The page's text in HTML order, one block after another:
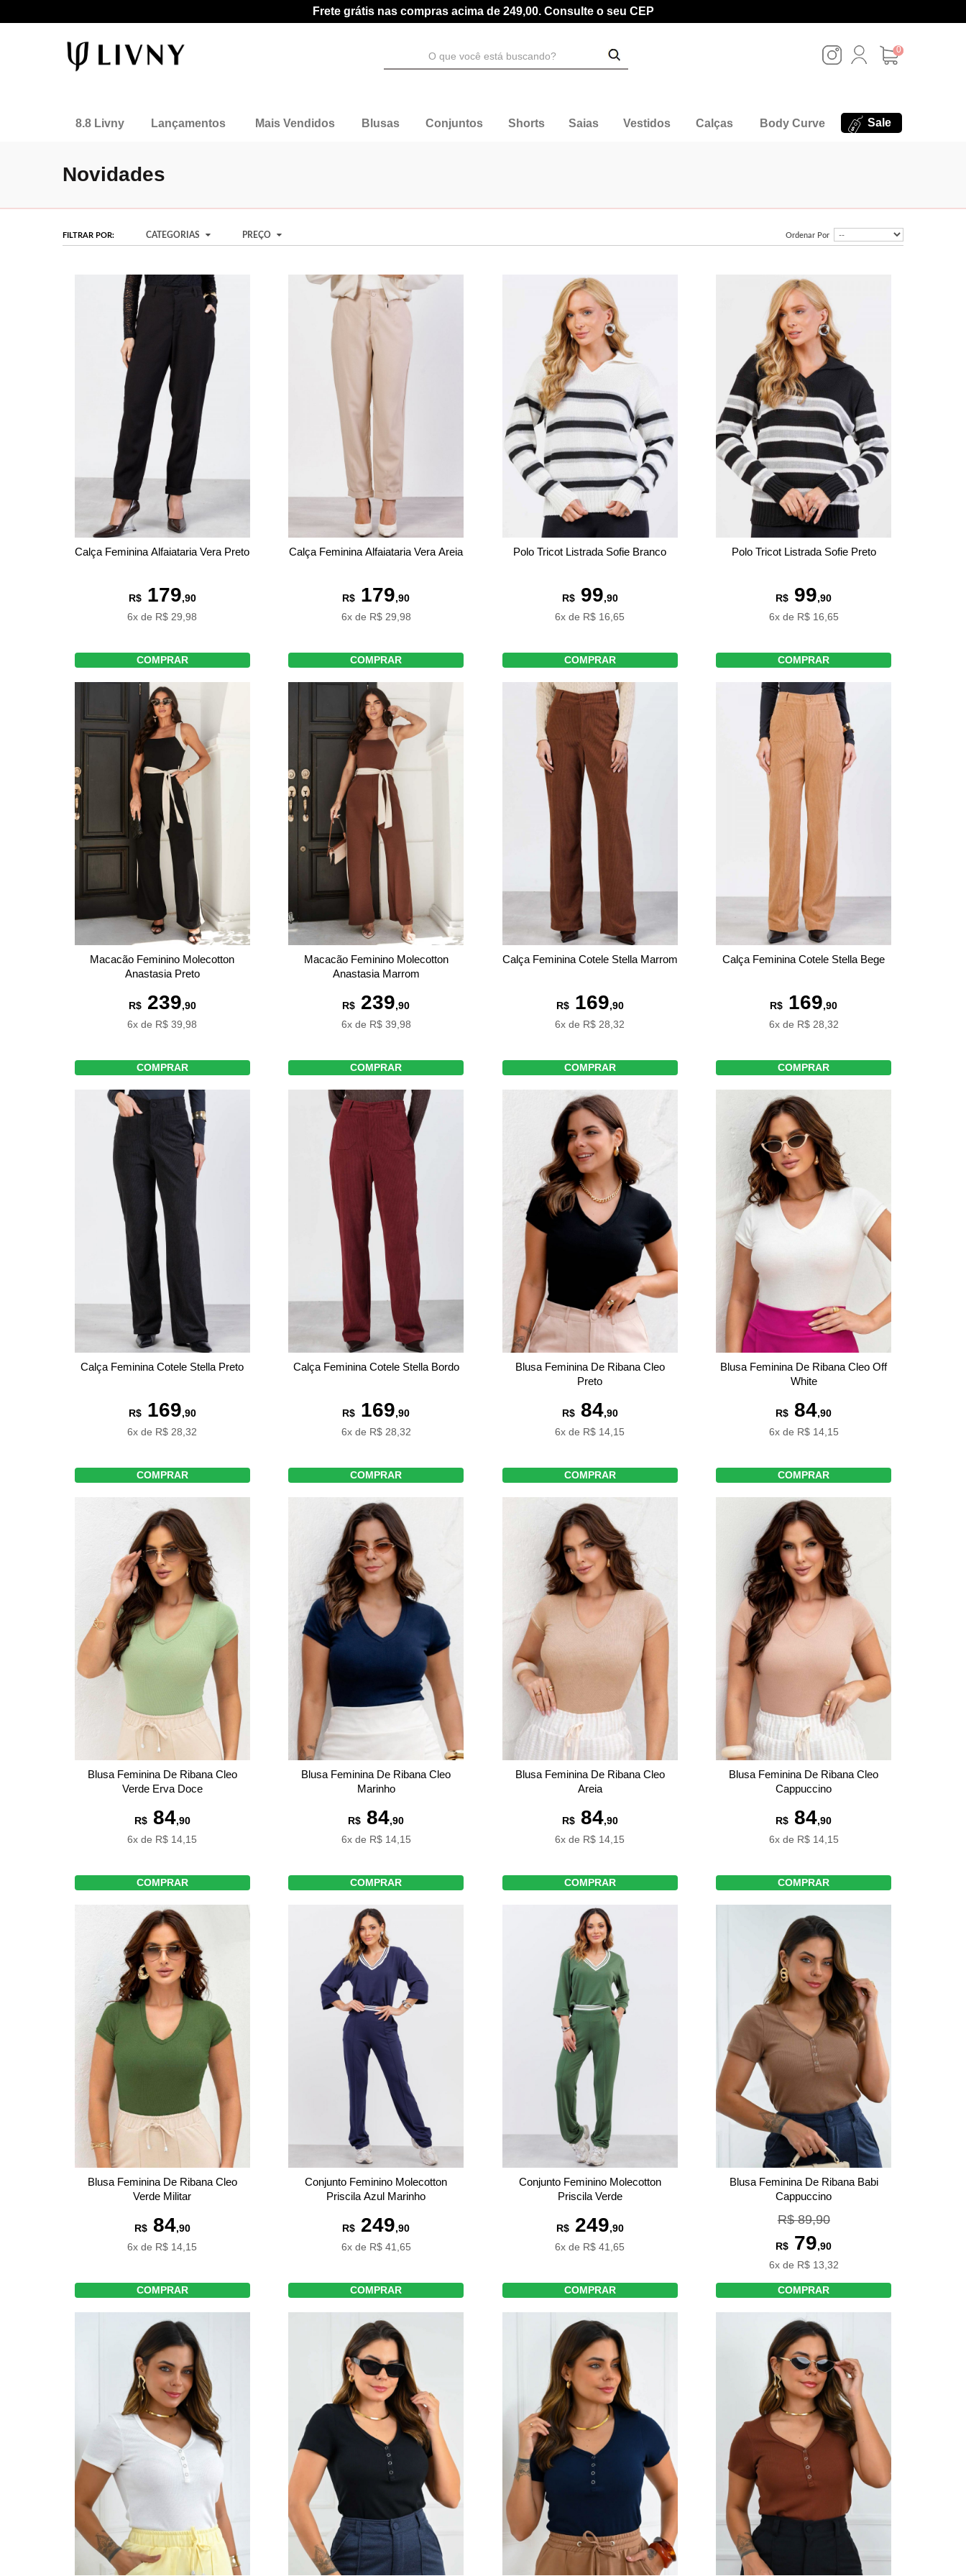
Frete grátis nas compras acima de 249,00. Consulte o seu CEP
0
8.8 Livny Lançamentos Mais Vendidos Blusas Conjuntos Shorts Saias Vestidos Calças Body Curve Sale
Novidades
FILTRAR POR: CATEGORIAS PREÇO Ordenar Por
Calça Feminina Alfaiataria Vera Preto
R$179,90
6x de R$ 29,98
COMPRAR
Calça Feminina Alfaiataria Vera Areia
R$ 179,90
6x de R$ 29,98
COMPRAR
Polo Tricot Listrada Sofie Branco
R$99,90
6x de R$ 16,65
COMPRAR
Polo Tricot Listrada Sofie Preto
R$ 99,90
6x de R$ 16,65
COMPRAR
Macacão Feminino Molecotton
Anastasia Preto
R$239,90
6x de R$ 39,98
COMPRAR
Macacão Feminino Molecotton
Anastasia Marrom
R$ 239,90
6x de R$ 39,98
COMPRAR
Calça Feminina Cotele Stella Marrom
R$169,90
6x de R$ 28,32
COMPRAR
Calça Feminina Cotele Stella Bege
R$ 169,90
6x de R$ 28,32
COMPRAR
Calça Feminina Cotele Stella Preto
R$169,90
6x de R$ 28,32
COMPRAR
Calça Feminina Cotele Stella Bordo
R$ 169,90
6x de R$ 28,32
COMPRAR
Blusa Feminina De Ribana Cleo
Preto
R$84,90
6x de R$ 14,15
COMPRAR
Blusa Feminina De Ribana Cleo Off
White
R$ 84,90
6x de R$ 14,15
COMPRAR
Blusa Feminina De Ribana Cleo
Verde Erva Doce
R$84,90
6x de R$ 14,15
COMPRAR
Blusa Feminina De Ribana Cleo
Marinho
R$ 84,90
6x de R$ 14,15
COMPRAR
Blusa Feminina De Ribana Cleo
Areia
R$84,90
6x de R$ 14,15
COMPRAR
Blusa Feminina De Ribana Cleo
Cappuccino
R$ 84,90
6x de R$ 14,15
COMPRAR
Blusa Feminina De Ribana Cleo
Verde Militar
R$84,90
6x de R$ 14,15
COMPRAR
Conjunto Feminino Molecotton
Priscila Azul Marinho
R$ 249,90
6x de R$ 41,65
COMPRAR
Conjunto Feminino Molecotton
Priscila Verde
R$249,90
6x de R$ 41,65
COMPRAR
Blusa Feminina De Ribana Babi
Cappuccino
R$ 89,90
R$ 79,90
6x de R$ 13,32
COMPRAR